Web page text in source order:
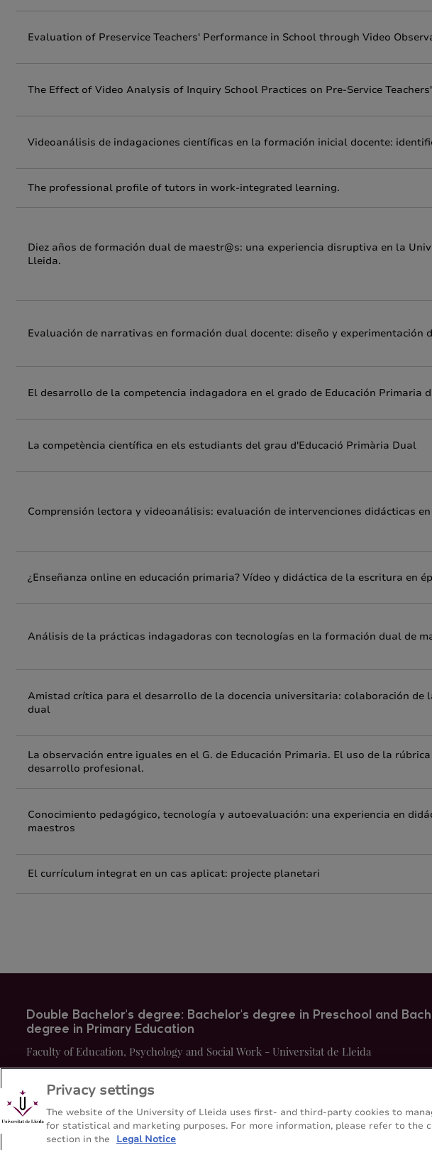
Evaluation of Preservice Teachers' Performance in School through Video
The Effect of Video Analysis of Inquiry School Practices on Pre-Service
Videoanálisis de indagaciones científicas en la formación inicial docente:
The professional profile of tutors in work-integrated learning.
Diez años de formación dual de maestr@s: una experiencia disruptiva en la
Lleida.
Evaluación de narrativas en formación dual docente: diseño y experimentación
El desarrollo de la competencia indagadora en el grado de Educación Primaria
La competència científica en els estudiants del grau d'Educació Primària Dual
Comprensión lectora y videoanálisis: evaluación de intervenciones didácticas
¿Enseñanza online en educación primaria? Vídeo y didáctica de la escritura en
Análisis de la prácticas indagadoras con tecnologías en la formación dual de
Amistad crítica para el desarrollo de la docencia universitaria: colaboración de
dual
La observación entre iguales en el G. de Educación Primaria. El uso de la
desarrollo profesional.
Conocimiento pedagógico, tecnología y autoevaluación: una experiencia en
maestros
El currículum integrat en un cas aplicat: projecte planetari
Double Bachelor's degree: Bachelor's degree in Preschool and
degree in Primary Education
Faculty of Education, Psychology and Social Work - Universitat de Lleida
Sitemap Contact
Privacy settings
The website of the University of Lleida uses first- and third-party cookies to
for statistical and marketing purposes. For more information, please refer to the
section in the
Legal Notice